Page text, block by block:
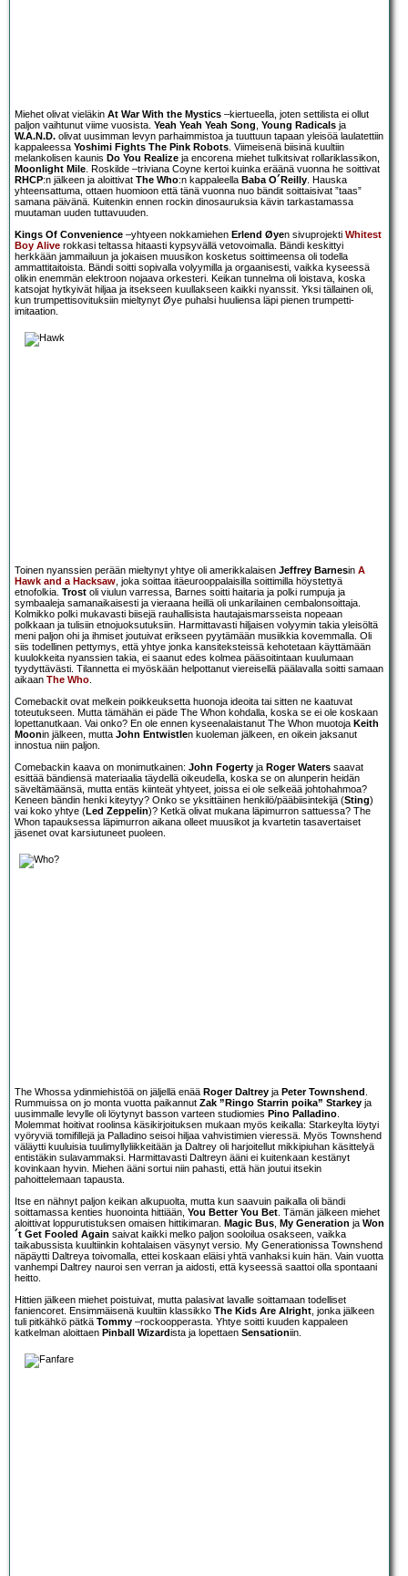
Miehet olivat vieläkin At War With the Mystics –kiertueella, joten settilista ei ollut
paljon vaihtunut viime vuosista. Yeah Yeah Yeah Song, Young Radicals ja
W.A.N.D. olivat uusimman levyn parhaimmistoa ja tuuttuun tapaan yleisöä laulatettiin
kappaleessa Yoshimi Fights The Pink Robots. Viimeisenä biisinä kuultiin
melankolisen kaunis Do You Realize ja encorena miehet tulkitsivat rollariklassikon,
Moonlight Mile. Roskilde –triviana Coyne kertoi kuinka eräänä vuonna he soittivat
RHCP:n jälkeen ja aloittivat The Who:n kappaleella Baba O´Reilly. Hauska
yhteensattuma, ottaen huomioon että tänä vuonna nuo bändit soittaisivat ”taas”
samana päivänä. Kuitenkin ennen rockin dinosauruksia kävin tarkastamassa
muutaman uuden tuttavuuden.
Kings Of Convenience –yhtyeen nokkamiehen Erlend Øyen sivuprojekti Whitest
Boy Alive rokkasi teltassa hitaasti kypsyvällä vetovoimalla. Bändi keskittyi
herkkään jammailuun ja jokaisen muusikon kosketus soittimeensa oli todella
ammattitaitoista. Bändi soitti sopivalla volyymilla ja orgaanisesti, vaikka kyseessä
olikin enemmän elektroon nojaava orkesteri. Keikan tunnelma oli loistava, koska
katsojat hytkyivät hiljaa ja itsekseen kuullakseen kaikki nyanssit. Yksi tällainen oli,
kun trumpettisovituksiin mieltynyt Øye puhalsi huuliensa läpi pienen trumpetti-
imitaation.
Toinen nyanssien perään mieltynyt yhtye oli amerikkalaisen Jeffrey Barnesin A
Hawk and a Hacksaw, joka soittaa itäeurooppalaisilla soittimilla höystettyä
etnofolkia. Trost oli viulun varressa, Barnes soitti haitaria ja polki rumpuja ja
symbaaleja samanaikaisesti ja vieraana heillä oli unkarilainen cembalonsoittaja.
Kolmikko polki mukavasti biisejä rauhallisista hautajaismarsseista nopeaan
polkkaan ja tulisiin etnojuoksutuksiin. Harmittavasti hiljaisen volyymin takia yleisöltä
meni paljon ohi ja ihmiset joutuivat erikseen pyytämään musiikkia kovemmalla. Oli
siis todellinen pettymys, että yhtye jonka kansiteksteissä kehotetaan käyttämään
kuulokkeita nyanssien takia, ei saanut edes kolmea pääsoitintaan kuulumaan
tyydyttävästi. Tilannetta ei myöskään helpottanut viereisellä päälavalla soitti samaan
aikaan The Who.
Comebackit ovat melkein poikkeuksetta huonoja ideoita tai sitten ne kaatuvat
toteutukseen. Mutta tämähän ei päde The Whon kohdalla, koska se ei ole koskaan
lopettanutkaan. Vai onko? En ole ennen kyseenalaistanut The Whon muotoja Keith
Moonin jälkeen, mutta John Entwistlen kuoleman jälkeen, en oikein jaksanut
innostua niin paljon.
Comebackin kaava on monimutkainen: John Fogerty ja Roger Waters saavat
esittää bändiensä materiaalia täydellä oikeudella, koska se on alunperin heidän
säveltämäänsä, mutta entäs kiinteät yhtyeet, joissa ei ole selkeää johtohahmoa?
Keneen bändin henki kiteytyy? Onko se yksittäinen henkilö/pääbiisintekijä (Sting)
vai koko yhtye (Led Zeppelin)? Ketkä olivat mukana läpimurron sattuessa? The
Whon tapauksessa läpimurron aikana olleet muusikot ja kvartetin tasavertaiset
jäsenet ovat karsiutuneet puoleen.
The Whossa ydinmiehistöä on jäljellä enää Roger Daltrey ja Peter Townshend .
Rummuissa on jo monta vuotta paikannut Zak ”Ringo Starrin poika” Starkey ja
uusimmalle levylle oli löytynyt basson varteen studiomies Pino Palladino.
Molemmat hoitivat roolinsa käsikirjoituksen mukaan myös keikalla: Starkeylta löytyi
vyöryviä tomifillejä ja Palladino seisoi hiljaa vahvistimien vieressä. Myös Townshend
väläytti kuuluisia tuulimyllyliikkeitään ja Daltrey oli harjoitellut mikkipiuhan käsittelyä
entistäkin sulavammaksi. Harmittavasti Daltreyn ääni ei kuitenkaan kestänyt
kovinkaan hyvin. Miehen ääni sortui niin pahasti, että hän joutui itsekin
pahoittelemaan tapausta.
Itse en nähnyt paljon keikan alkupuolta, mutta kun saavuin paikalla oli bändi
soittamassa kenties huonointa hittiään, You Better You Bet. Tämän jälkeen miehet
aloittivat loppurutistuksen omaisen hittikimaran. Magic Bus, My Generation ja Won
´t Get Fooled Again saivat kaikki melko paljon sooloilua osakseen, vaikka
taikabussista kuultiinkin kohtalaisen väsynyt versio. My Generationissa Townshend
näpäytti Daltreya toivomalla, ettei koskaan eläisi yhtä vanhaksi kuin hän. Vain vuotta
vanhempi Daltrey nauroi sen verran ja aidosti, että kyseessä saattoi olla spontaani
heitto.
Hittien jälkeen miehet poistuivat, mutta palasivat lavalle soittamaan todelliset
faniencoret. Ensimmäisenä kuultiin klassikko The Kids Are Alright, jonka jälkeen
tuli pitkähkö pätkä Tommy –rockoopperasta. Yhtye soitti kuuden kappaleen
katkelman aloittaen Pinball Wizardista ja lopettaen Sensationiin.